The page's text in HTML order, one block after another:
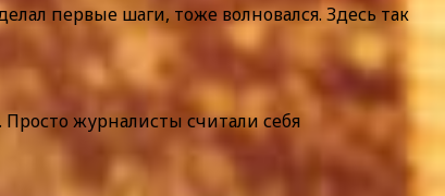
первые шаги, тоже волновался. Здесь так
журналисты считали себя